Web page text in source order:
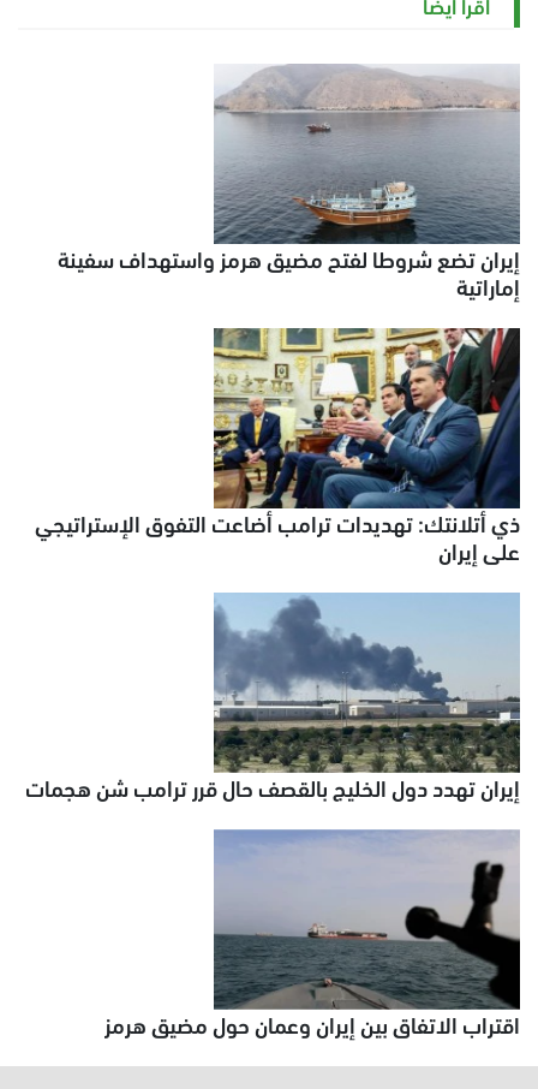
إيران تضع شروطا لفتح مضيق هرمز واستهداف سفينة
إماراتية
ذي أتلانتك: تهديدات ترامب أضاعت التفوق الإستراتيجي
على إيران
إيران تهدد دول الخليج بالقصف حال قرر ترامب شن هجمات
اقتراب الاتفاق بين إيران وعمان حول مضيق هرمز